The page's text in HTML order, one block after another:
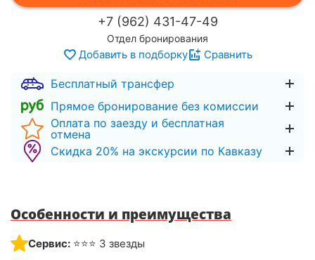
+7 (962) 431-47-49
Отдел бронирования
Добавить в подборку Сравнить
Бесплатный трансфер
Прямое бронирование без комиссии
Оплата по заезду и бесплатная
отмена
Скидка 20% на экскурсии по Кавказу
Особенности и преимущества
Сервис: ⭐⭐⭐ 3 звезды